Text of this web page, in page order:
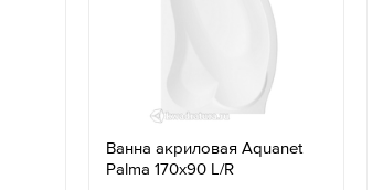
Ванна акриловая Aquanet
Palma 170x90 L/R